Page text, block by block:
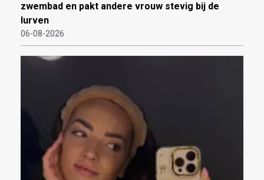
zwembad en pakt andere vrouw stevig bij de
lurven
06-08-2026